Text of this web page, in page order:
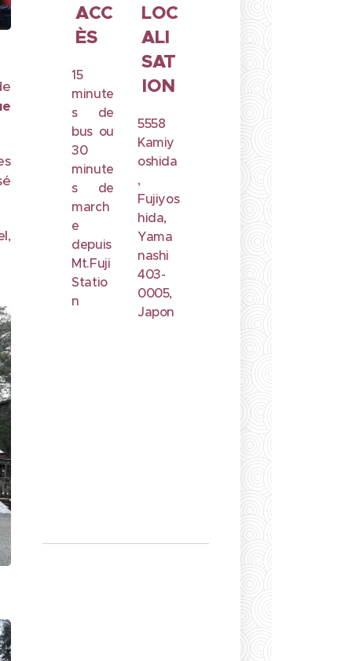
ACC
ÈS
15
minute
s de
bus ou
30
minute
s de
march
e
depuis
Mt.Fuji
Statio
n
LOC
ALI
SAT
ION
5558
Kamiy
oshida
,
Fujiyos
hida,
Yama
nashi
403-
0005,
Japon